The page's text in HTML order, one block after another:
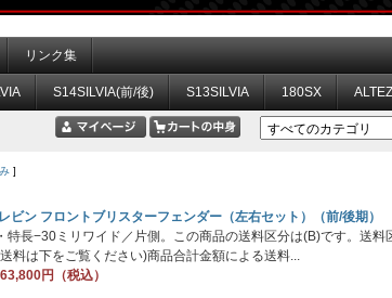
リンク集
S14SILVIA(前/後) S13SILVIA 180SX
]
ビン フロントブリスターフェンダー（左右セット）（前/後期）
特長−30ミリワイド／片側。この商品の送料区分は(B)です。送
料は下をご覧ください)商品合計金額による送料...
63,800円（税込）